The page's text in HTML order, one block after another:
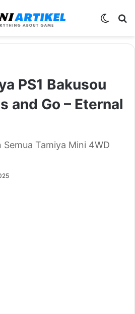
PS1 Bakusou
and Go – Eternal
Tamiya Mini 4WD